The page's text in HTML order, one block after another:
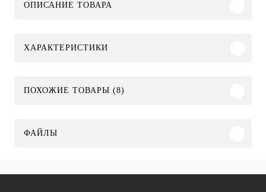
ОПИСАНИЕ ТОВАРА
ХАРАКТЕРИСТИКИ
ПОХОЖИЕ ТОВАРЫ (8)
ФАЙЛЫ